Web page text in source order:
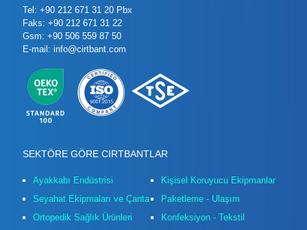
Tel: +90 212 671 31 20 Pbx
Faks: +90 212 671 31 22
Gsm: +90 506 559 87 50
E-mail: info@cirtbant.com
SEKTÖRE GÖRE CIRTBANTLAR
Ayakkabı Endüstrisi
Seyahat Ekipmaları ve Çanta
Ortopedik Sağlık Ürünleri
Kişisel Koruyucu Ekipmanlar
Paketleme - Ulaşım
Konfeksiyon - Tekstil